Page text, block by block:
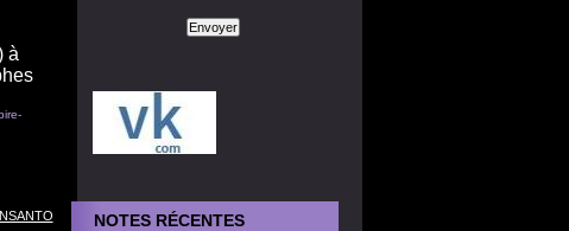
NOTES RÉCENTES
à